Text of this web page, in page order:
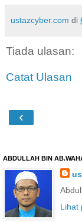
ustazcyber.com di
Tiada ulasan:
Catat Ulasan
‹
ABDULLAH BIN
Lihat